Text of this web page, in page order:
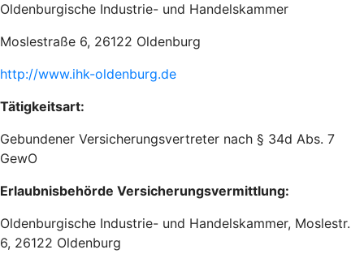
Oldenburgische Industrie- und Handelskammer
Moslestraße 6, 26122 Oldenburg
http://www.ihk-oldenburg.de
Tätigkeitsart:
Gebundener Versicherungsvertreter nach § 34d Abs. 7
GewO
Erlaubnisbehörde Versicherungsvermittlung:
Oldenburgische Industrie- und Handelskammer, Moslestr.
6, 26122 Oldenburg